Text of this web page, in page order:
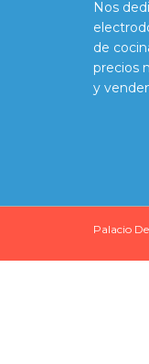
Nos
de
precios
y
Palacio